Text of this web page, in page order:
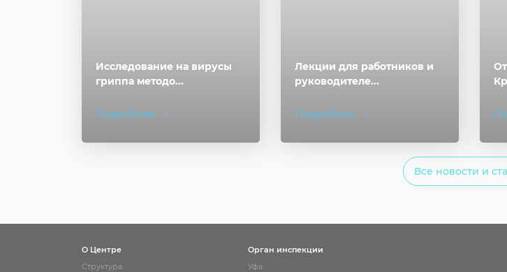
Исследование на вирусы
гриппа методо...
Подробнее
Лекции для работников и
руководителе...
Подробнее
Все новости и
О Центре
Структура
Орган инспекции
Уфа